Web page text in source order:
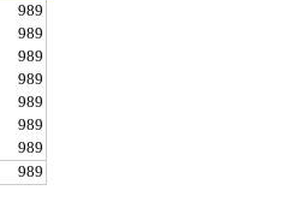
989
989
989
989
989
989
989
989